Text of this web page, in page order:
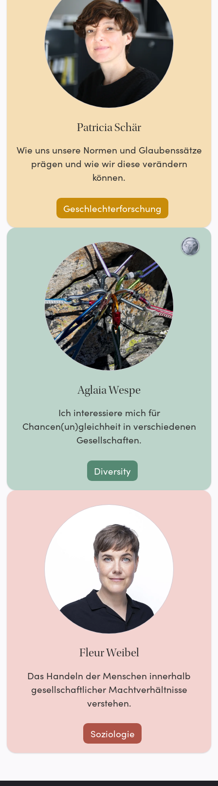
Patricia Schär
Wie uns unsere Normen und Glaubenssätze
prägen und wie wir diese verändern
können.
Geschlechterforschung
Aglaia Wespe
Ich interessiere mich für
Chancen(un)gleichheit in verschiedenen
Gesellschaften.
Diversity
Fleur Weibel
Das Handeln der Menschen innerhalb
gesellschaftlicher Machtverhältnisse
verstehen.
Soziologie